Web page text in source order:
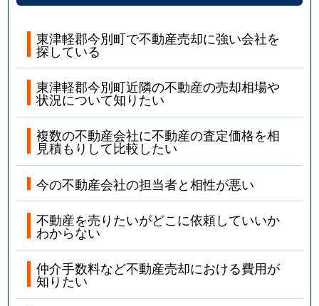
東津軽郡今別町で不動産売却に強い会社を
探している
東津軽郡今別町近隣の不動産の売却相場や
状況について知りたい
複数の不動産会社に不動産の査定価格を相
見積もりして比較したい
今の不動産会社の担当者と相性が悪い
不動産を売りたいがどこに依頼していいか
わからない
仲介手数料など不動産売却における費用が
知りたい